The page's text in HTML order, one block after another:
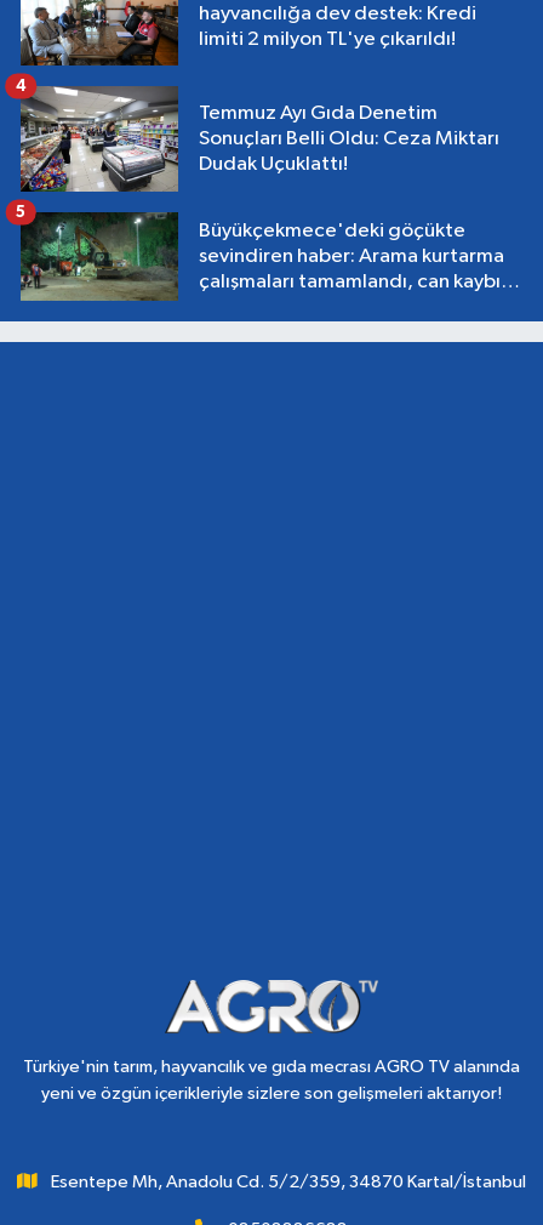
hayvancılığa dev destek: Kredi
limiti 2 milyon TL'ye çıkarıldı!
Temmuz Ayı Gıda Denetim
Sonuçları Belli Oldu: Ceza Miktarı
Dudak Uçuklattı!
4
Büyükçekmece'deki göçükte
sevindiren haber: Arama kurtarma
çalışmaları tamamlandı, can kaybı
5
Türkiye'nin tarım, hayvancılık ve gıda mecrası AGRO TV alanında
yeni ve özgün içerikleriyle sizlere son gelişmeleri aktarıyor!
Esentepe Mh, Anadolu Cd. 5/2/359, 34870 Kartal/İstanbul